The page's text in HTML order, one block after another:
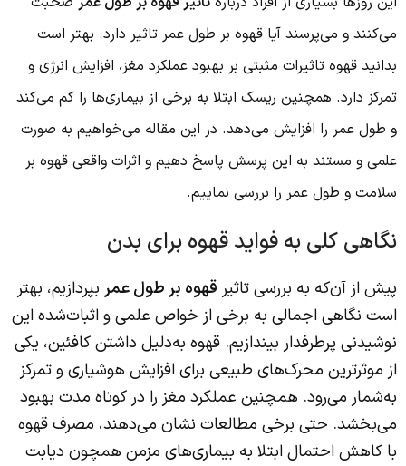
می‌کنند و می‌پرسند آیا قهوه بر طول عمر تاثیر دارد. بهتر است
بدانید قهوه تاثیرات مثبتی بر بهبود عملکرد مغز، افزایش انرژی و
تمرکز دارد. همچنین ریسک ابتلا به برخی از بیماری‌ها را کم می‌کند
و طول عمر را افزایش می‌دهد. در این مقاله می‌خواهیم به ‌صورت
علمی و مستند به این پرسش پاسخ دهیم و اثرات واقعی قهوه بر
سلامت و طول عمر را بررسی نماییم.
نگاهی کلی به فواید قهوه برای بدن
پیش از آن‌که به بررسی تاثیر قهوه بر طول عمر بپردازیم، بهتر
است نگاهی اجمالی به برخی از خواص علمی و اثبات‌شده این
نوشیدنی پرطرفدار بیندازیم. قهوه به‌دلیل داشتن کافئین، یکی
از موثرترین محرک‌های طبیعی برای افزایش هوشیاری و تمرکز
به‌شمار می‌رود. همچنین عملکرد مغز را در کوتاه‌ مدت بهبود
می‌بخشد. حتی برخی مطالعات نشان می‌دهند، مصرف قهوه
با کاهش احتمال ابتلا به بیماری‌های مزمن همچون دیابت